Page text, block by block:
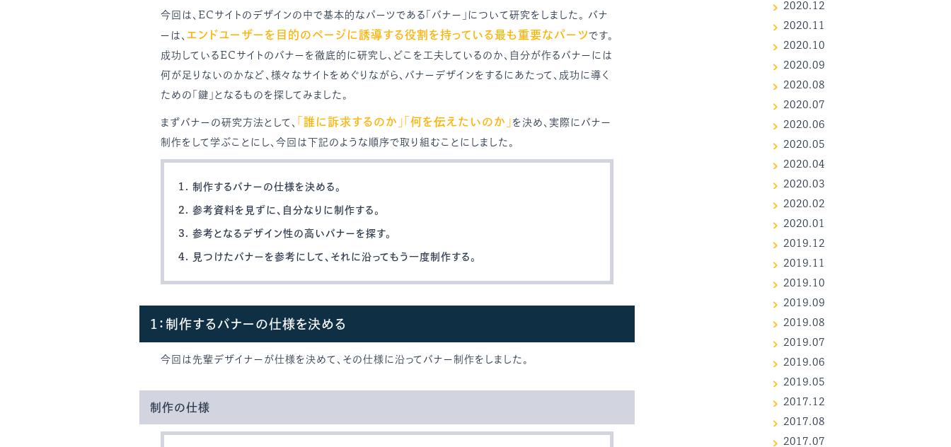
今回は、ECサイトのデザインの中で基本的なパーツである「バナー」について研究をしました。 バナ
ーは、 エンドユーザーを目的のページに誘導する役割を持っている最も重要なパーツです。
成功しているECサイトのバナーを徹底的に研究し、どこを工夫しているのか、自分が作るバナーには
何が足りないのかなど、様々なサイトをめぐりながら、バナーデザインをするにあたって、成功に導く
ための「鍵」となるものを探してみました。
まずバナーの研究方法として、 「誰に訴求するのか」「何を伝えたいのか」 を決め、実際にバナー
制作をして学ぶことにし、今回は下記のような順序で取り組むことにしました。
制作するバナーの仕様を決める。
参考資料を見ずに、自分なりに制作する。
参考となるデザイン性の高いバナーを探す。
見つけたバナーを参考にして、それに沿ってもう一度制作する。
1：制作するバナーの仕様を決める
今回は先輩デザイナーが仕様を決めて、その仕様に沿ってバナー制作をしました。
制作の仕様
2020.12
2020.11
2020.10
2020.09
2020.08
2020.07
2020.06
2020.05
2020.04
2020.03
2020.02
2020.01
2019.12
2019.11
2019.10
2019.09
2019.08
2019.07
2019.06
2019.05
2017.12
2017.08
2017.07